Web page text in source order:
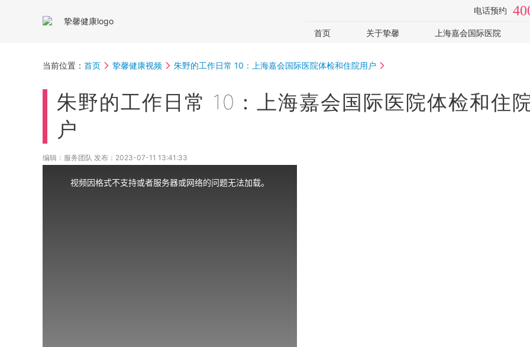
电话预约
首页
体检助手
关于挚馨
上海嘉会国际医院
当前位置： 首页 挚馨健康视频 朱野的工作日常 10：上海嘉会国际医院体检和住院用户
朱野的工作日常 10：上海嘉会国际医院体检和住
户
编辑：服务团队 发布： 2023-07-11 13:41:33
视频因格式不支持或者服务器或网络的问题无法加载。